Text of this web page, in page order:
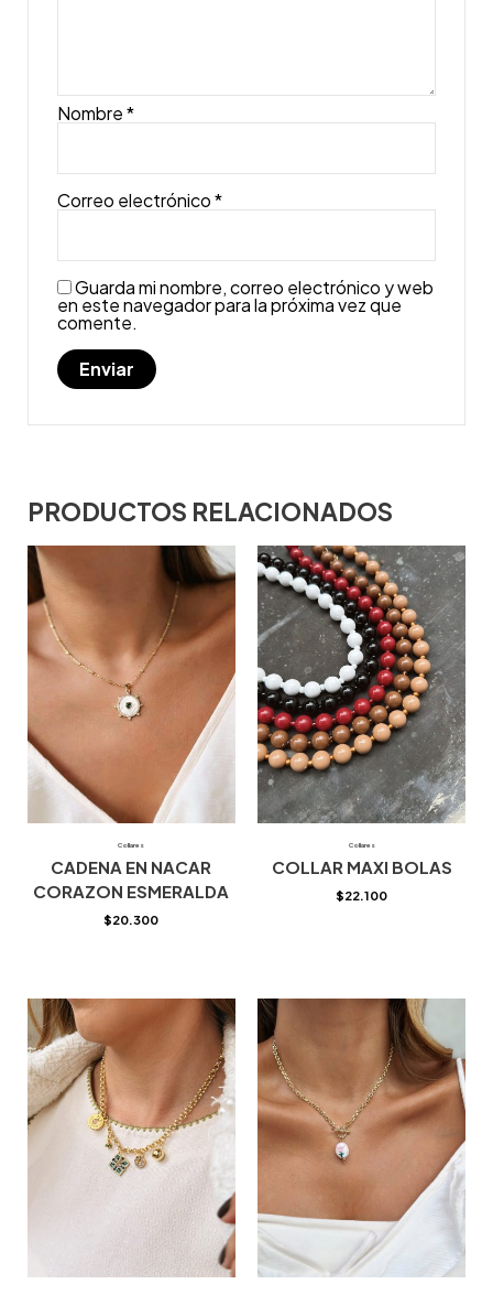
Nombre*
Correo electrónico*
Guarda mi nombre, correo electrónico y web
en este navegador para la próxima vez que
comente.
PRODUCTOS RELACIONADOS
Collares
CADENA EN NACAR
CORAZON ESMERALDA
$20.300
Collares
COLLAR MAXI BOLAS
$22.100